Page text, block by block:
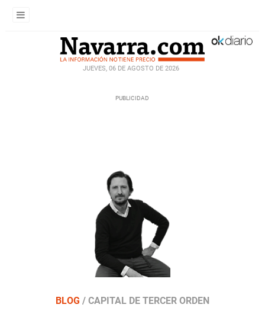
JUEVES, 06 DE AGOSTO DE 2026
BLOG / CAPITAL DE TERCER ORDEN